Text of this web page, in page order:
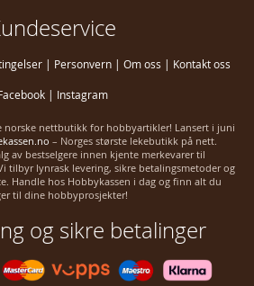
| Personvern | Om oss | Kontakt oss
| Instagram
nettbutikk for hobbyartikler! Lansert i juni
– Norges største lekebutikk på nett.
av bestselgere innen kjente merkevarer til
tilbyr lynrask levering, sikre betalingsmetoder og
Handle hos Hobbykassen i dag og finn alt du
til dine hobbyprosjekter!
og sikre betalinger